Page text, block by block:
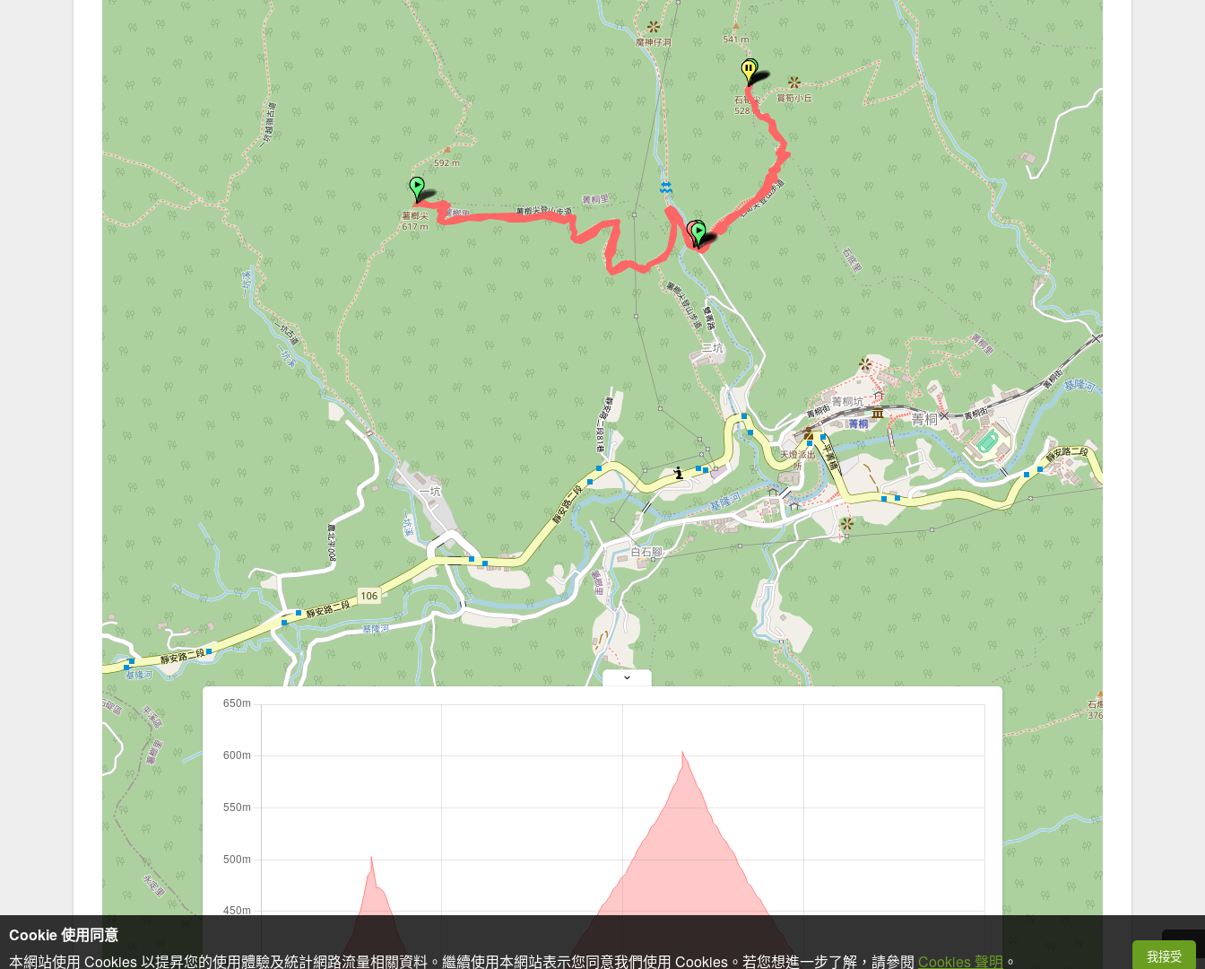
Cookie 使用同意
本網站使用 Cookies 以提昇您的使用體驗及統計網路流量相關資料。繼續使用本網站表示您同意我們使用 Cookies。若您想進一步了解，請參閱 Cookies 聲明 。 我接受